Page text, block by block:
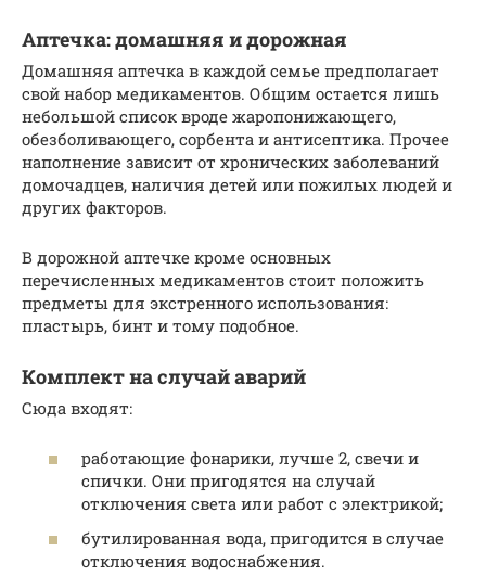
Аптечка: домашняя и дорожная
Домашняя аптечка в каждой семье предполагает
свой набор медикаментов. Общим остается лишь
небольшой список вроде жаропонижающего,
обезболивающего, сорбента и антисептика. Прочее
наполнение зависит от хронических заболеваний
домочадцев, наличия детей или пожилых людей и
других факторов.
В дорожной аптечке кроме основных
перечисленных медикаментов стоит положить
предметы для экстренного использования:
пластырь, бинт и тому подобное.
Комплект на случай аварий
Сюда входят:
работающие фонарики, лучше 2, свечи и
спички. Они пригодятся на случай
отключения света или работ с электрикой;
бутилированная вода, пригодится в случае
отключения водоснабжения.